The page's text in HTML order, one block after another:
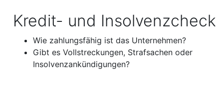
Kredit- und Insolvenzcheck
Wie zahlungsfähig ist das Unternehmen?
Gibt es Vollstreckungen, Strafsachen oder
Insolvenzankündigungen?